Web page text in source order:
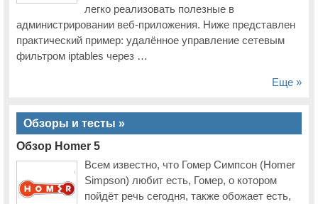
Все об интернете вещей можно будет узнать на Cisco Connect 2015
На Cisco Connect – 2015 расскажут расскажут о новинках,
тенденциях и примерах внедрения решений для операторов связи
Участники Cisco Connect 2015 узнают как построить эффективный
МОИ КОНТАКТЫ
легко реализовать полезные в
администрировании веб-приложения. Ниже представлен
практический пример: удалённое управление сетевым
фильтром iptables через …
Еще »
Обзоры и тесты »
Обзор Homer 5
Всем известно, что Гомер Симпсон (Homer
Simpson) любит есть, Гомер, о котором
пойдёт речь сегодня, также обожает есть,